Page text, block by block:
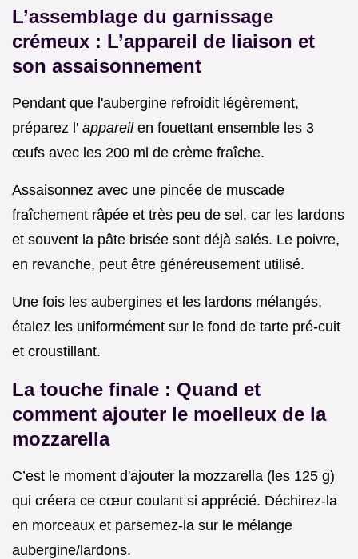
L’assemblage du garnissage
crémeux : L’appareil de liaison et
son assaisonnement
Pendant que l'aubergine refroidit légèrement,
préparez l' appareil en fouettant ensemble les 3
œufs avec les 200 ml de crème fraîche.
Assaisonnez avec une pincée de muscade
fraîchement râpée et très peu de sel, car les lardons
et souvent la pâte brisée sont déjà salés. Le poivre,
en revanche, peut être généreusement utilisé.
Une fois les aubergines et les lardons mélangés,
étalez les uniformément sur le fond de tarte pré-cuit
et croustillant.
La touche finale : Quand et
comment ajouter le moelleux de la
mozzarella
C’est le moment d'ajouter la mozzarella (les 125 g)
qui créera ce cœur coulant si apprécié. Déchirez-la
en morceaux et parsemez-la sur le mélange
aubergine/lardons.